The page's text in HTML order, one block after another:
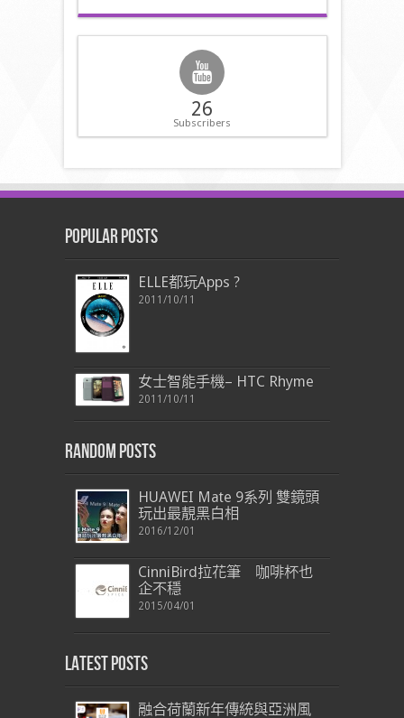
26
Subscribers
Popular Posts
ELLE都玩Apps ?
2011/10/11
女士智能手機– HTC Rhyme
2011/10/11
Random Posts
HUAWEI Mate 9系列 雙鏡頭
玩出最靚黑白相
2016/12/01
CinniBird拉花筆 咖啡杯也
企不穩
2015/04/01
Latest Posts
融合荷蘭新年傳統與亞洲風